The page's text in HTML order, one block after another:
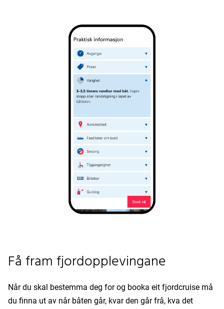
Få fram fjordopplevingane
Når du skal bestemma deg for og booka eit fjordcruise må
du finna ut av når båten går, kvar den går frå, kva det